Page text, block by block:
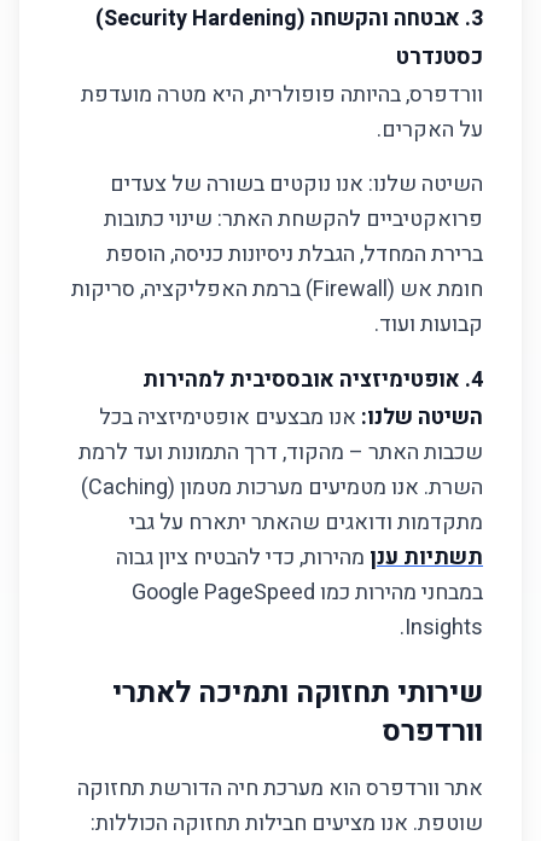
3. אבטחה והקשחה (Security Hardening)
כסטנדרט
וורדפרס, בהיותה פופולרית, היא מטרה מועדפת
על האקרים.
השיטה שלנו: אנו נוקטים בשורה של צעדים
פרואקטיביים להקשחת האתר: שינוי כתובות
ברירת המחדל, הגבלת ניסיונות כניסה, הוספת
חומת אש (Firewall) ברמת האפליקציה, סריקות
קבועות ועוד.
4. אופטימיזציה אובססיבית למהירות
השיטה שלנו: אנו מבצעים אופטימיזציה בכל
שכבות האתר – מהקוד, דרך התמונות ועד לרמת
השרת. אנו מטמיעים מערכות מטמון (Caching)
מתקדמות ודואגים שהאתר יתארח על גבי
תשתיות ענן מהירות, כדי להבטיח ציון גבוה
במבחני מהירות כמו Google PageSpeed
Insights.
שירותי תחזוקה ותמיכה לאתרי
וורדפרס
אתר וורדפרס הוא מערכת חיה הדורשת תחזוקה
שוטפת. אנו מציעים חבילות תחזוקה הכוללות: